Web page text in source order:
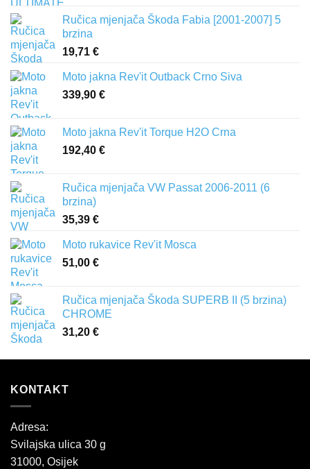
Ručica mjenjača Škoda Fabia [2001-2007] 5
brzina
19,71 €
Moto jakna Rev'it Outback Crno Siva
339,90 €
Moto jakna Rev'it Torque H2O Crna
192,40 €
Ručica mjenjača VW Passat 2006-2011 (6
brzina)
35,39 €
Moto rukavice Rev'it Mosca
51,00 €
Ručica mjenjača Škoda SUPERB II (5 brzina)
CHROME
31,20 €
KONTAKT
Adresa:
Svilajska ulica 30 g
31000, Osijek